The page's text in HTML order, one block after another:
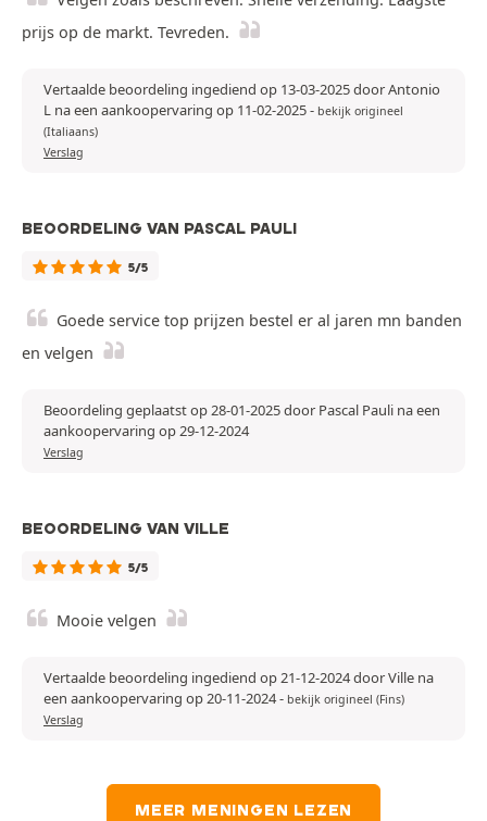
prijs op de markt. Tevreden.
Vertaalde beoordeling ingediend op 13-03-2025 door Antonio
L na een aankoopervaring op 11-02-2025- bekijk origineel
(Italiaans)
Verslag
BEOORDELING VAN PASCAL PAULI
5/5
Goede service top prijzen bestel er al jaren mn banden
en velgen
Beoordeling geplaatst op 28-01-2025 door Pascal Pauli na een
aankoopervaring op 29-12-2024
Verslag
BEOORDELING VAN VILLE
5/5
Mooie velgen
Vertaalde beoordeling ingediend op 21-12-2024 door Ville na
een aankoopervaring op 20-11-2024- bekijk origineel (Fins)
Verslag
MEER MENINGEN LEZEN